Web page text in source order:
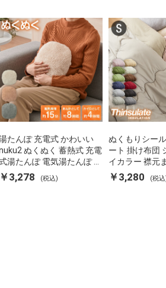
たんぽ 充電式 かわいい
ぬくぬく 蓄熱式 充電
湯たんぽ 電気湯たんぽ コ
ードレス湯たんぽ エコ 節電
節約 省エネ 充電式エコ電気
￥3,278 (税込)
ぬくもりシー
ート 掛け布団
イカラー 襟元
カバーなしで
洗い 断熱 保温
￥3,280 (税